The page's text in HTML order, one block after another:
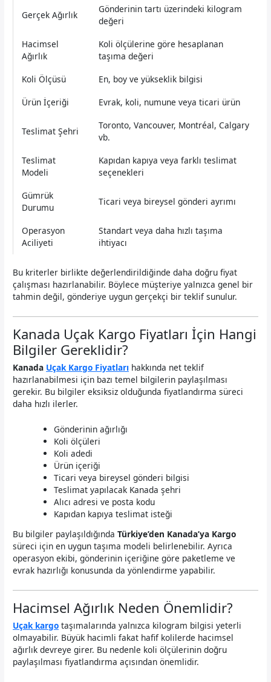
Gerçek Ağırlık
Gönderinin tartı üzerindeki kilogram
değeri
Hacimsel
Ağırlık
Koli ölçülerine göre hesaplanan
taşıma değeri
Koli Ölçüsü
En, boy ve yükseklik bilgisi
Ürün İçeriği
Evrak, koli, numune veya ticari ürün
Teslimat Şehri
Toronto, Vancouver, Montréal, Calgary
vb.
Teslimat
Modeli
Kapıdan kapıya veya farklı teslimat
seçenekleri
Gümrük
Durumu
Ticari veya bireysel gönderi ayrımı
Operasyon
Aciliyeti
Standart veya daha hızlı taşıma
ihtiyacı
Bu kriterler birlikte değerlendirildiğinde daha doğru fiyat
çalışması hazırlanabilir. Böylece müşteriye yalnızca genel bir
tahmin değil, gönderiye uygun gerçekçi bir teklif sunulur.
Kanada Uçak Kargo Fiyatları İçin Hangi
Bilgiler Gereklidir?
Kanada Uçak Kargo Fiyatları hakkında net teklif
hazırlanabilmesi için bazı temel bilgilerin paylaşılması
gerekir. Bu bilgiler eksiksiz olduğunda fiyatlandırma süreci
daha hızlı ilerler.
Gönderinin ağırlığı
Koli ölçüleri
Koli adedi
Ürün içeriği
Ticari veya bireysel gönderi bilgisi
Teslimat yapılacak Kanada şehri
Alıcı adresi ve posta kodu
Kapıdan kapıya teslimat isteği
Bu bilgiler paylaşıldığındaTürkiye’den Kanada’ya Kargo
süreci için en uygun taşıma modeli belirlenebilir. Ayrıca
operasyon ekibi, gönderinin içeriğine göre paketleme ve
evrak hazırlığı konusunda da yönlendirme yapabilir.
Hacimsel Ağırlık Neden Önemlidir?
Uçak kargo taşımalarında yalnızca kilogram bilgisi yeterli
olmayabilir. Büyük hacimli fakat hafif kolilerde hacimsel
ağırlık devreye girer. Bu nedenle koli ölçülerinin doğru
paylaşılması fiyatlandırma açısından önemlidir.